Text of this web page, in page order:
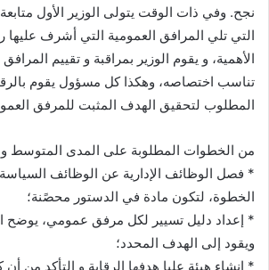
نجح. وفي ذات الوقت يتولى الوزير الأول
التي تلي المرافق العمومية التي أشرف
الأهمية، و يقوم الوزير بمراقبة و تقييم
تناسب اختصاصه، وهكذا كل مسؤول يقوم
المطلوب لتحقيق الهدف المثبت للمرفق
من الخطوات المطلوبة على المدى المتوسط و
* فصل الوظائف الإدارية عن الوظائف
الخطوة، لتكون مادة في الدستور محصًنة؛
* إعداد دليل تسيير لكل مرفق عمومي، يوضح
ويقود إلى الهدف المحدد؛
* إنشاء هيئة عليا هدفها الرقابة و التأكد من